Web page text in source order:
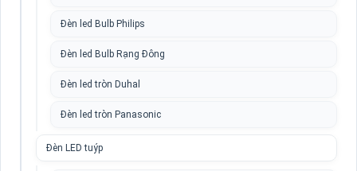
Đèn led Bulb Philips
Đèn led Bulb Rạng Đông
Đèn led tròn Duhal
Đèn led tròn Panasonic
Đèn LED tuýp